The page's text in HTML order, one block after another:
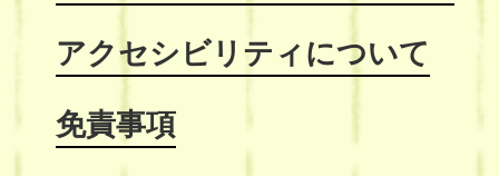
アクセシビリティについて
免責事項